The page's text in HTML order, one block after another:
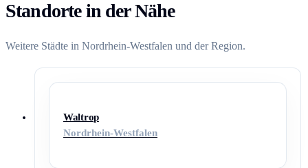
Standorte in der Nähe
Weitere Städte in Nordrhein-Westfalen und der Region.
Waltrop
Nordrhein-Westfalen